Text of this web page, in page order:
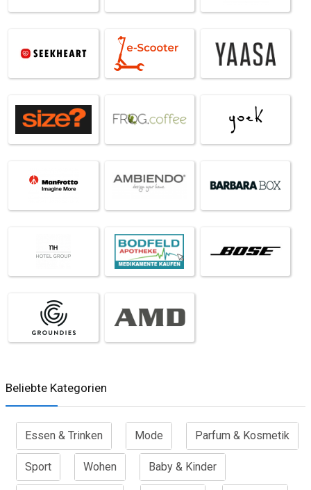
Beliebte Kategorien
Essen & Trinken Mode Parfum & Kosmetik
Sport Wohen Baby & Kinder